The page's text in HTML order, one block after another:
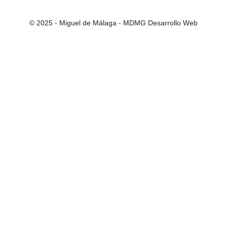
© 2025 - Miguel de Málaga - MDMG Desarrollo Web